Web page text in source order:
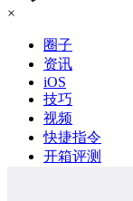
×
圈子
资讯
iOS
技巧
视频
快捷指令
开箱评测